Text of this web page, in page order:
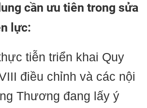
cần ưu tiên trong sửa
lực:
tiễn triển khai Quy
điều chỉnh và các nội
Thương đang lấy ý